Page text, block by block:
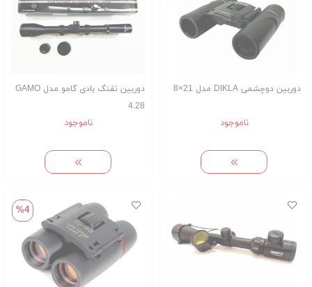
دوربین دوچشمی DIKLA مدل 21×8
ناموجود
دوربین تفنگ بادی گامو مدل GAMO
4.28
ناموجود
%4